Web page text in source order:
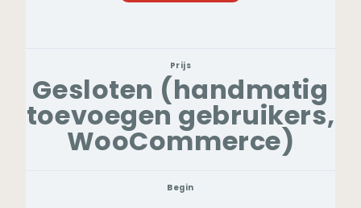
Prijs
Gesloten (handmatig
toevoegen gebruikers,
WooCommerce)
Begin